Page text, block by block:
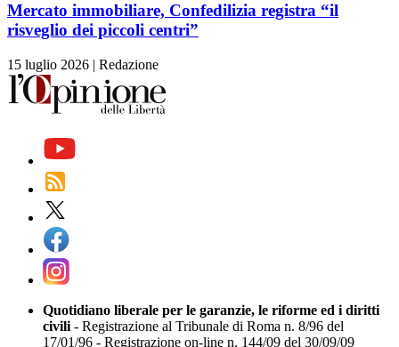
Mercato immobiliare, Confedilizia registra “il
risveglio dei piccoli centri”
15 luglio 2026 | Redazione
Quotidiano liberale per le garanzie, le riforme ed i diritti
civili - Registrazione al Tribunale di Roma n. 8/96 del
17/01/96 - Registrazione on-line n. 144/09 del 30/09/09